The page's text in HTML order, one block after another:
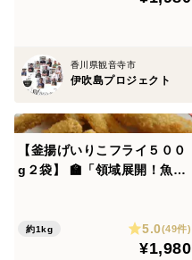
香川県観音寺市
伊吹島プロジェクト
【釜揚げいりこフライ５００
g２袋】 🏫「領域展開！魚嫌
発！パクパク止まらないー
🧑🏻‍🎓栄養満点、家族みんな
約1kg 5.0(49件)
¥1,980